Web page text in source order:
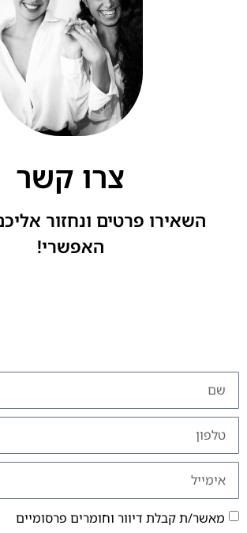
צרו קשר
השאירו פרטים ונחזור
האפשרי!
מאשר/ת קבלת דיוור וחומרים פרסומיים